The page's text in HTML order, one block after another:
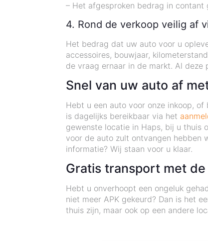
– Het afgesproken bedrag in contant
4. Rond de verkoop veilig af
Het bedrag dat uw auto voor u
accessoires, bouwjaar,
de vraag ernaar in de markt. Al
Snel van uw auto af
Hebt u een auto voor onze inkoop,
is dagelijks bereikbaar via het
gewenste locatie in Haps, bij u thuis
voor de auto zult ontvangen hebben
informatie? Wij staan voor u klaar.
Gratis transport met
Hebt u onverhoopt een ongeluk
niet meer APK gekeurd? Dan is het
thuis zijn, maar ook op een andere